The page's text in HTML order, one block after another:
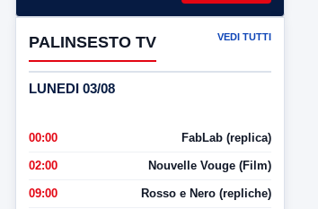
PALINSESTO TV VEDI TUTTI
LUNEDI 03/08
00:00 FabLab (replica)
02:00 Nouvelle Vouge (Film)
09:00 Rosso e Nero (repliche)